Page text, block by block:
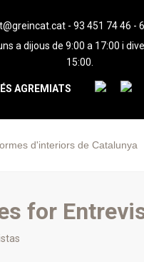
- 93 451 74 46 -
a dijous de 9:00 a 17:00 i
15:00.
AGREMIATS
for